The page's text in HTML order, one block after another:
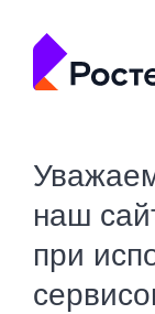
наш
при